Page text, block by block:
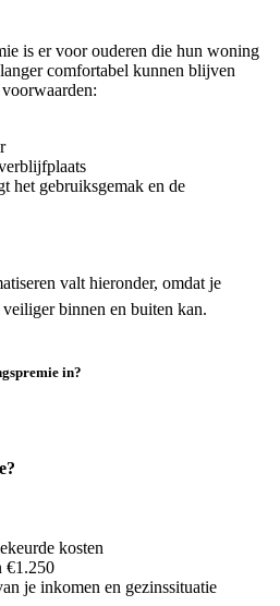
is er voor ouderen die hun woning
comfortabel kunnen blijven
het gebruiksgemak en de
valt hieronder, omdat je
binnen en buiten kan.
in?
kosten
€1.250
je inkomen en gezinssituatie